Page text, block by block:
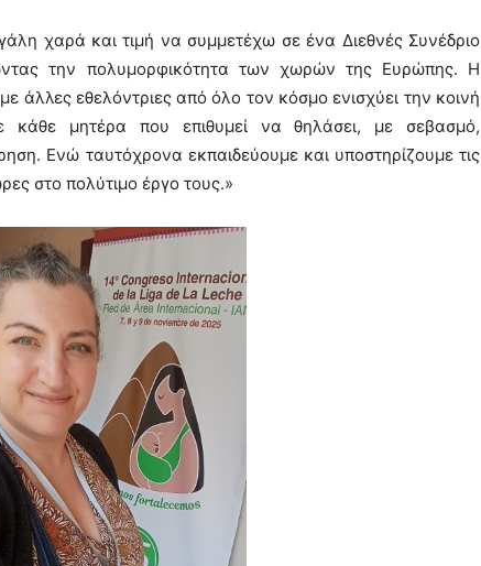
χαρά και τιμή να συμμετέχω σε ένα Διεθνές Συνέδριο
την πολυμορφικότητα των χωρών της Ευρώπης. Η
άλλες εθελόντριες από όλο τον κόσμο ενισχύει την κοινή
κάθε μητέρα που επιθυμεί να θηλάσει, με σεβασμό,
Ενώ ταυτόχρονα εκπαιδεύουμε και υποστηρίζουμε τις
στο πολύτιμο έργο τους.»